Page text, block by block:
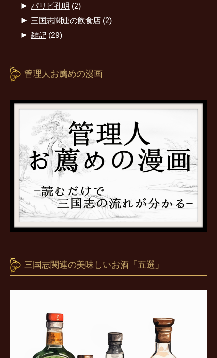
► パリピ孔明 (2)
► 三国志関連の飲食店(2)
► 雑記(29)
管理人お薦めの漫画
三国志関連の美味しいお酒「五選」